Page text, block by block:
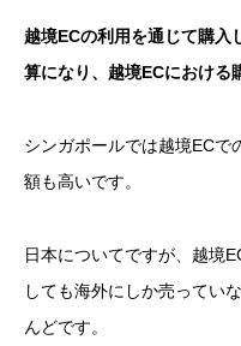
越境ECの利用を通じて購入
算になり、越境ECにおける
シンガポールでは越境ECで
額も高いです。
日本についてですが、越境
しても海外にしか売ってい
んどです。